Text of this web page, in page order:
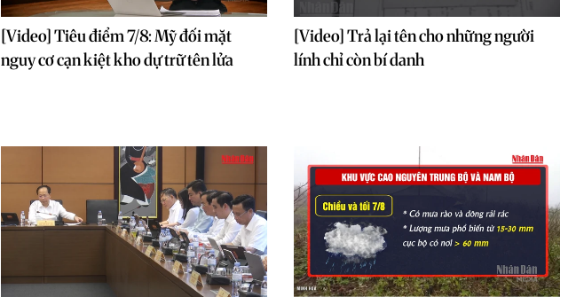
[Video] Tiêu điểm 7/8: Mỹ đối mặt
nguy cơ cạn kiệt kho dự trữ tên lửa
[Video] Trả lại tên cho những người
lính chỉ còn bí danh